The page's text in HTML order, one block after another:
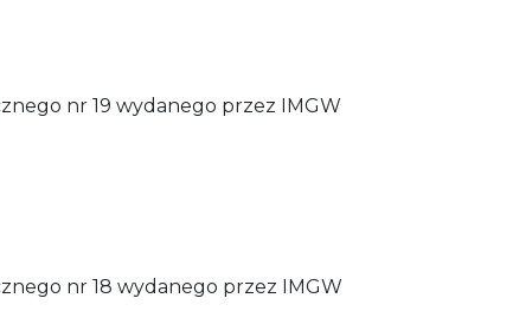
nr 19 wydanego przez IMGW
nr 18 wydanego przez IMGW